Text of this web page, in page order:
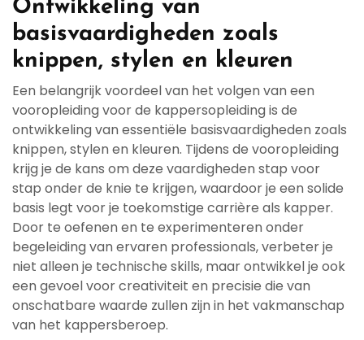
Ontwikkeling van
basisvaardigheden zoals
knippen, stylen en kleuren
Een belangrijk voordeel van het volgen van een
vooropleiding voor de kappersopleiding is de
ontwikkeling van essentiële basisvaardigheden zoals
knippen, stylen en kleuren. Tijdens de vooropleiding
krijg je de kans om deze vaardigheden stap voor
stap onder de knie te krijgen, waardoor je een solide
basis legt voor je toekomstige carrière als kapper.
Door te oefenen en te experimenteren onder
begeleiding van ervaren professionals, verbeter je
niet alleen je technische skills, maar ontwikkel je ook
een gevoel voor creativiteit en precisie die van
onschatbare waarde zullen zijn in het vakmanschap
van het kappersberoep.